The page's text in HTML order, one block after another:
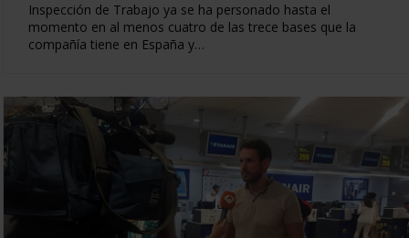
Inspección de Trabajo ya se ha personado hasta el
momento en al menos cuatro de las trece bases que la
compañía tiene en España y…